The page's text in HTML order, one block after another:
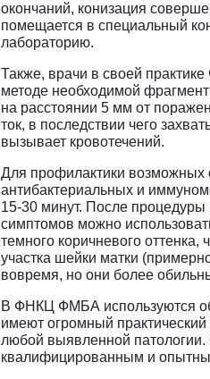
окончаний, конизация
помещается в специальный
лабораторию.
Также, врачи в своей
методе необходимой
на расстоянии 5 мм от
ток, в последствии чего
вызывает кровотечений.
Для профилактики возможных
антибактериальных и
15-30 минут. После
симптомов можно
темного коричневого
участка шейки матки
вовремя, но они более
В ФНКЦ ФМБА используются
имеют огромный
любой выявленной
квалифицированным и